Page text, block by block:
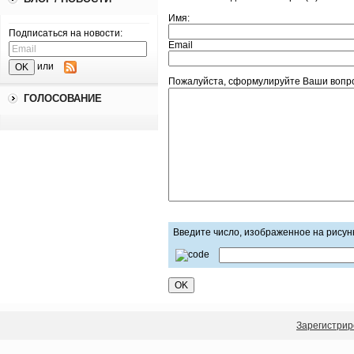
Подписаться на новости:
или
ГОЛОСОВАНИЕ
Имя:
Email
Пожалуйста, сформулируйте Ваши
Введите число, изображенное на